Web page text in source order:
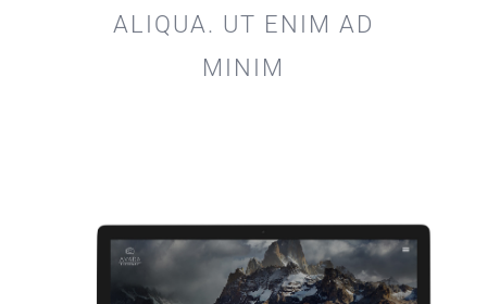
ALIQUA. UT ENIM AD
MINIM